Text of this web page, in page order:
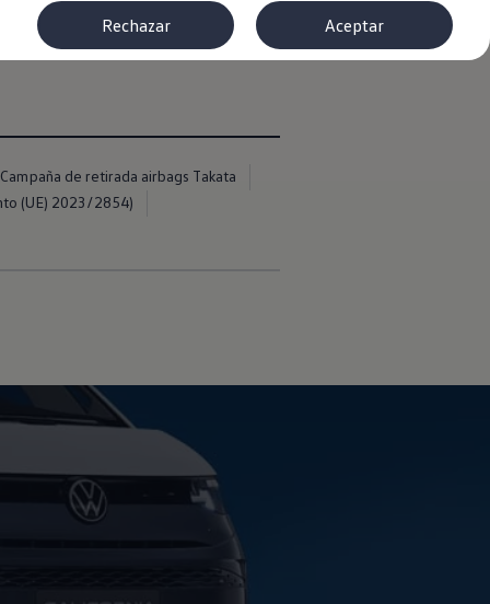
Aceptar
Rechazar
valor por tu vehículo. Nuestra
Campaña de retirada airbags Takata
(UE) 2023/2854)